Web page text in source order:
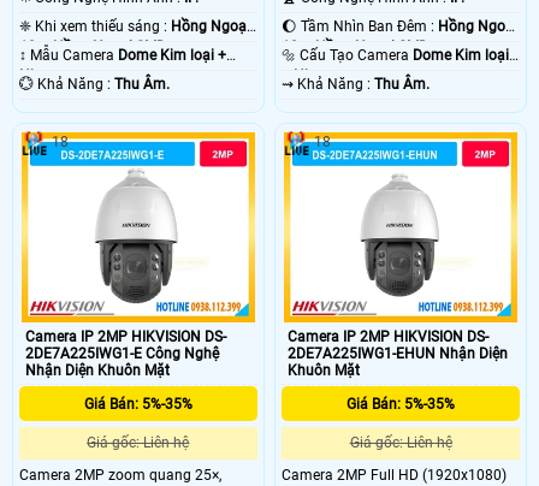
❈ Khi xem thiếu sáng : Hồng Ngoại
10m Hồng Ngoại SMD.
↕️ Mẫu Camera Dome Kim loại +
Nhựa.
️💮 Khả Năng : Thu Âm.
🌔 Tầm Nhìn Ban Đêm : Hồng Ngoại
10m Hồng Ngoại SMD.
🔩 Cấu Tạo Camera Dome Kim loại
+ Nhựa.
️⇝ Khả Năng :Thu Âm.
Camera IP 2MP HIKVISION DS-
2DE7A225IWG1-E Công Nghệ
Nhận Diện Khuôn Mặt
Giá Bán: 5%-35%
Giá gốc: Liên hệ
Camera 2MP zoom quang 25×,
18
Camera IP 2MP HIKVISION DS-
2DE7A225IWG1-EHUN Nhận Diện
Khuôn Mặt
Giá Bán: 5%-35%
Giá gốc: Liên hệ
Camera 2MP Full HD (1920x1080)
18